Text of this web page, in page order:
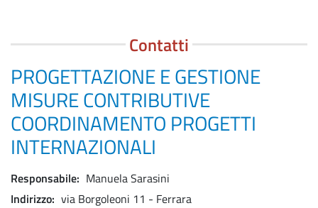
Contatti
PROGETTAZIONE E GESTIONE
MISURE CONTRIBUTIVE
COORDINAMENTO PROGETTI
INTERNAZIONALI
Responsabile Manuela Sarasini
Indirizzo via Borgoleoni 11 - Ferrara